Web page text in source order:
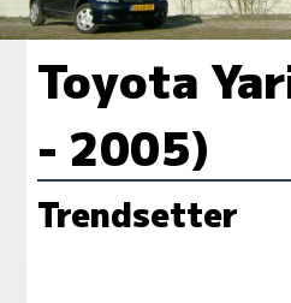
Toyota
- 2005)
Trendsetter